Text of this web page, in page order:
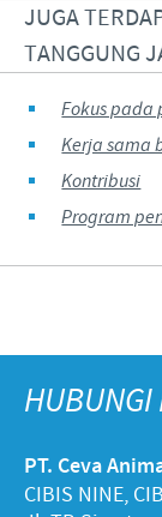
JUGA
TANGGUNG
Fokus pada
Kerja sama
Kontribusi
Program
HUBUNGI
PT. Ceva
CIBIS NINE,